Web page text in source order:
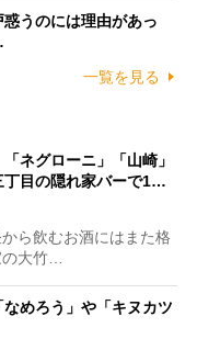
うのには理由があっ
一覧を見る
ネグローニ」「山崎」
丁目の隠れ家バーで1…
ら飲むお酒にはまた格
の大竹…
なめろう」や「キヌカツ